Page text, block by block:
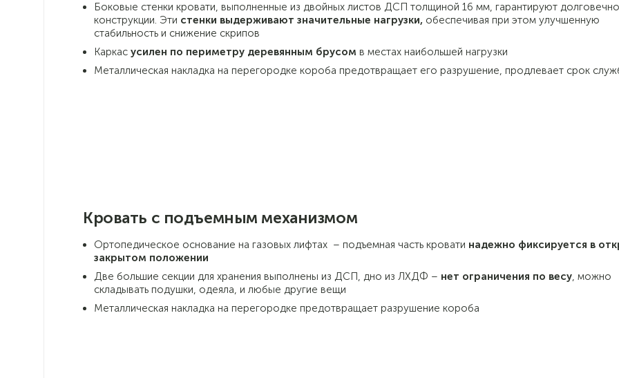
Боковые стенки кровати, выполненные из двойных листов ДСП толщиной 16 мм, гарантируют
конструкции. Эти стенки выдерживают значительные нагрузки, обеспечивая при этом улучшенную
стабильность и снижение скрипов
Каркас усилен по периметру деревянным брусом в местах наибольшей нагрузки
Металлическая накладка на перегородке короба предотвращает его разрушение, продлевает срок
Кровать с подъемным механизмом
Ортопедическое основание на газовых лифтах – подъемная часть кровати надежно фиксируется в
закрытом положении
Две большие секции для хранения выполнены из ДСП, дно из ЛХДФ – нет ограничения по весу, можно
складывать подушки, одеяла, и любые другие вещи
Металлическая накладка на перегородке предотвращает разрушение короба